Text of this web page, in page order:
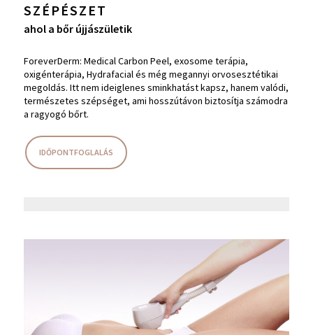
SZÉPÉSZET
ahol a bőr újjászületik
ForeverDerm: Medical Carbon Peel, exosome terápia,
oxigénterápia, Hydrafacial és még megannyi orvosesztétikai
megoldás. Itt nem ideiglenes sminkhatást kapsz, hanem valódi,
természetes szépséget, ami hosszútávon biztosítja számodra
a ragyogó bőrt.
IDŐPONTFOGLALÁS